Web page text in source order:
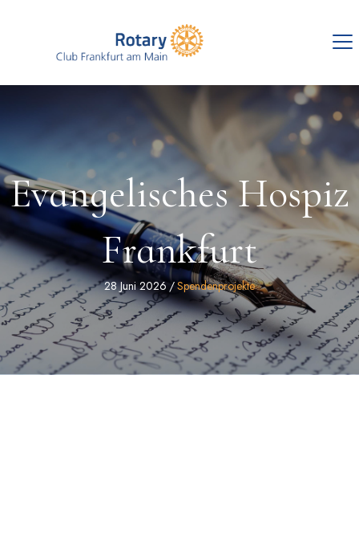
Evangelisches Hospiz
Frankfurt
28 Juni 2026 /Spendenprojekte